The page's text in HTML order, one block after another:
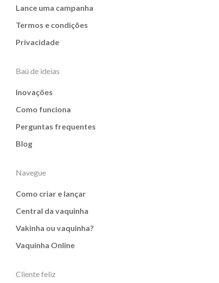
Lance uma campanha
Termos e condições
Privacidade
Baú de ideias
Inovações
Como funciona
Perguntas frequentes
Blog
Navegue
Como criar e lançar
Central da vaquinha
Vakinha ou vaquinha?
Vaquinha Online
Cliente feliz